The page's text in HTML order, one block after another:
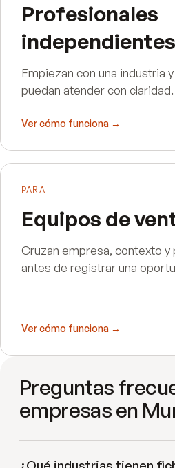
Profesionales
independientes
Empiezan con una industria
puedan atender con claridad.
Ver cómo funciona →
PARA
Equipos de
Cruzan empresa, contexto
antes de registrar una
Ver cómo funciona →
Preguntas
empresas en